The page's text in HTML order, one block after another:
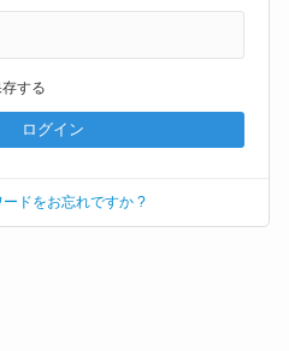
する
ードをお忘れですか ?